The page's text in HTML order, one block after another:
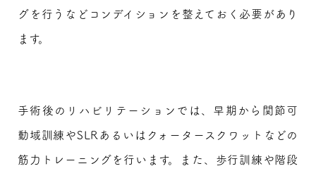
グを行うなどコンデイションを整えておく必要があり
ます。
手術後のリハビリテーションでは、早期から関節可
動域訓練やSLRあるいはクォータースクワットなどの
筋力トレーニングを行います。また、歩行訓練や階段